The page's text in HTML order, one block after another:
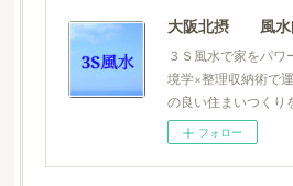
３Ｓ風水で家をパ
境学×整理収納術で
の良い住まいつくり
フォロー